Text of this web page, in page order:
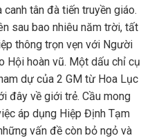
canh tân đà tiến truyền giáo.
sau bao nhiêu năm trời, tất
thông trọn vẹn với Người
Hội hoàn vũ. Một dấu chỉ cụ
dự của 2 GM từ Hoa Lục
đây về giới trẻ. Cầu mong
áp dụng Hiệp Định Tạm
vấn đề còn bỏ ngỏ và